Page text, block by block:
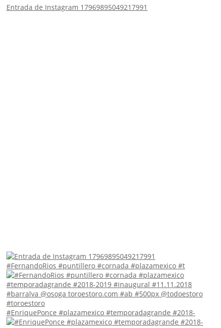
Entrada de Instagram 17969895049217991
#FernandoRios #puntillero #cornada #plazamexico #t
#EnriquePonce #plazamexico #temporadagrande #2018-